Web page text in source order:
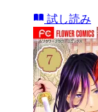
試し読み